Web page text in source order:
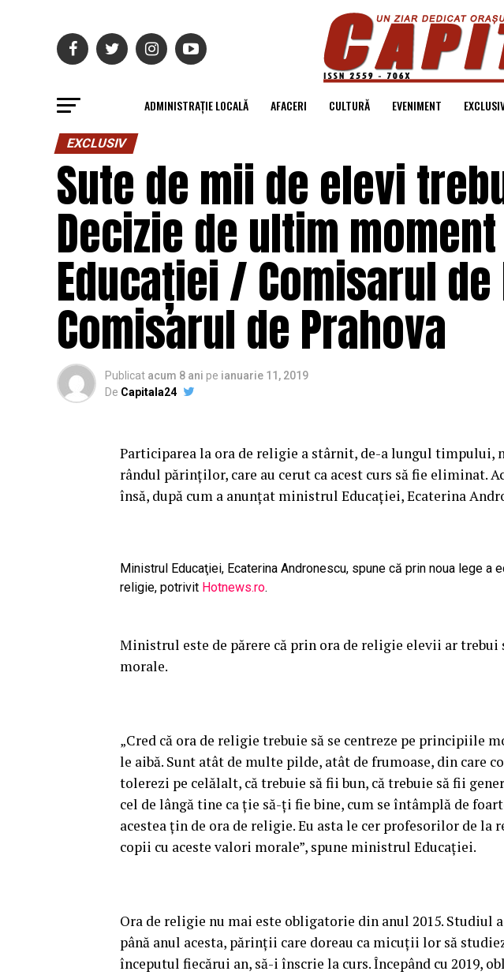
ADMINISTRAȚIE LOCALĂ AFACERI CULTURĂ EVENIMENT
EXCLUSIV
Sute de mii de elevi
Decizie de ultim
Educației / Comisarul de
Comisarul de Prahova
Publicat acum 8 ani pe ianuarie 11, 2019
De Capitala24
Participarea la ora de religie a stârnit, de-a lungul timpului,
rândul părinţilor, care au cerut ca acest curs să fie eliminat.
însă, după cum a anunţat ministrul Educaţiei, Ecaterina
Ministrul Educaţiei, Ecaterina Andronescu, spune că prin noua lege a
religie, potrivit Hotnews.ro.
Ministrul este de părere că prin ora de religie elevii ar trebui
morale.
„Cred că ora de religie trebuie să se centreze pe principiile
le aibă. Sunt atât de multe pilde, atât de frumoase, din care
tolerezi pe celălalt, că trebuie să fii bun, că trebuie să fii
cel de lângă tine ca ţie să-ţi fie bine, cum se întâmplă de
acestea ţin de ora de religie. Eu asta le cer profesorilor de la
copii cu aceste valori morale”, spune ministrul Educaţiei.
Ora de religie nu mai este obligatorie din anul 2015. Studiul
până anul acesta, părinţii care doreau ca micuţii lor să
începutul fiecărui an, să-i înscrie la curs. Începând cu 2019,